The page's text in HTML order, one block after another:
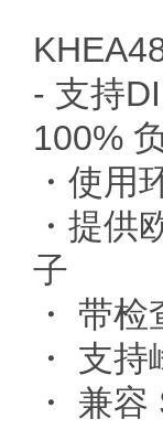
- 支持
100%
・使用
・提供
子
・ 带
・ 支
・ 兼